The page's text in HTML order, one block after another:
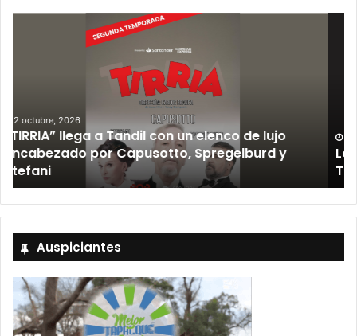
12 septiembre, 2026
Los Fabulosos Cadillacs anunciaron su show en
Tandil y ya están a la venta las entradas
Auspiciantes